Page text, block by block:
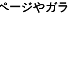
ージやガラ